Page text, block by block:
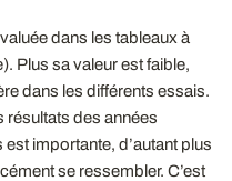
dans les tableaux à
Plus sa valeur est faible,
dans les différents essais.
résultats des années
importante, d’autant plus
se ressembler. C’est